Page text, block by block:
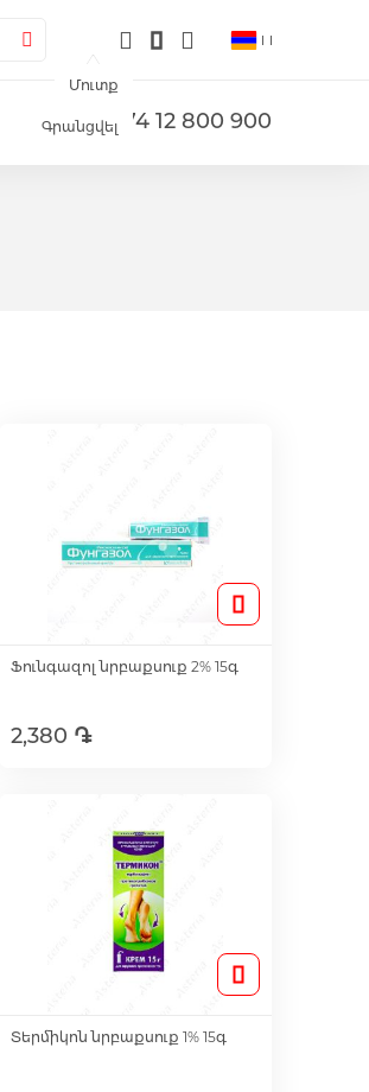
+374 12 800 900
Մուտք
Գրանցվել
Փնտրել
Ֆունգազոլ նրբաքսուք 2% 15գ
2,380 ֏
Տերմիկոն նրբաքսուք 1% 15գ